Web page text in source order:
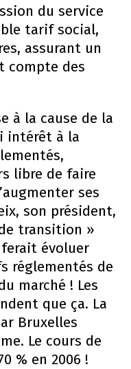
du service
tarif social,
assurant un
compte des
à la cause de la
intérêt à la
libre de faire
ses
son président,
transition »
évoluer
réglementés de
marché ! Les
que ça. La
Bruxelles
Le cours de
% en 2006 !